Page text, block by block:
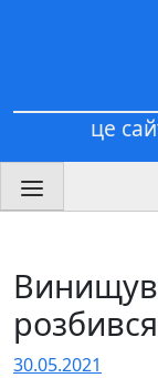
це
30.05.2021